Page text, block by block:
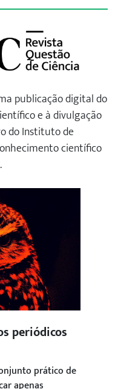
publicação digital do
e à divulgação
do Instituto de
científico
periódicos
prático de
apenas